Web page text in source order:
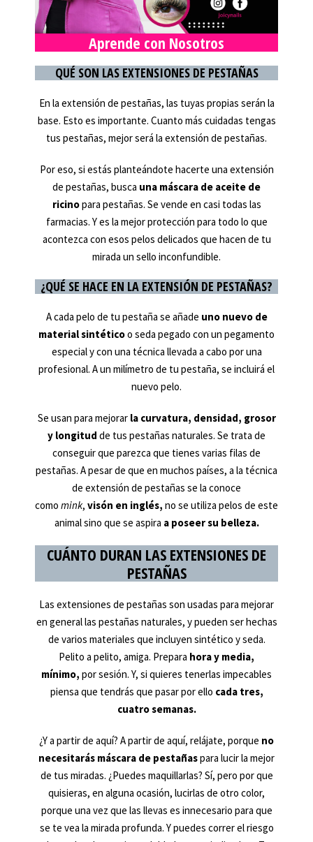
Aprende con Nosotros
QUÉ SON LAS EXTENSIONES DE PESTAÑAS
En la extensión de pestañas, las tuyas propias serán la
base. Esto es importante. Cuanto más cuidadas tengas
tus pestañas, mejor será la extensión de pestañas.
Por eso, si estás planteándote hacerte una extensión
de pestañas, busca una máscara de aceite de
ricinopara pestañas. Se vende en casi todas las
farmacias. Y es la mejor protección para todo lo que
acontezca con esos pelos delicados que hacen de tu
mirada un sello inconfundible.
¿QUÉ SE HACE EN LA EXTENSIÓN DE PESTAÑAS?
A cada pelo de tu pestaña se añade uno nuevo de
material sintéticoo seda pegado con un pegamento
especial y con una técnica llevada a cabo por una
profesional. A un milímetro de tu pestaña, se incluirá el
nuevo pelo.
Se usan para mejorar la curvatura, densidad, grosor
y longitud de tus pestañas naturales. Se trata de
conseguir que parezca que tienes varias filas de
pestañas. A pesar de que en muchos países, a la técnica
de extensión de pestañas se la conoce
como mink, visón en inglés, no se utiliza pelos de este
animal sino que se aspira a poseer su belleza.
CUÁNTO DURAN LAS EXTENSIONES DE
PESTAÑAS
Las extensiones de pestañas son usadas para mejorar
en general las pestañas naturales, y pueden ser hechas
de varios materiales que incluyen sintético y seda.
Pelito a pelito, amiga. Prepara hora y media,
mínimo, por sesión. Y, si quieres tenerlas impecables
piensa que tendrás que pasar por ello cada tres,
cuatro semanas.
¿Y a partir de aquí? A partir de aquí, relájate, porque no
necesitarás máscara de pestañaspara lucir la mejor
de tus miradas. ¿Puedes maquillarlas? Sí, pero por que
quisieras, en alguna ocasión, lucirlas de otro color,
porque una vez que las llevas es innecesario para que
se te vea la mirada profunda. Y puedes correr el riesgo